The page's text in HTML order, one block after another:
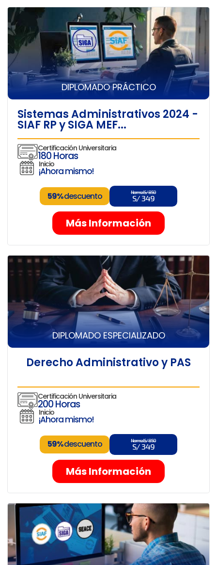
DIPLOMADO PRÁCTICO
Sistemas Administrativos 2024 -
SIAF RP y SIGA MEF...
Certificación Universitaria
180 Horas
Inicio
¡Ahora mismo!
59%descuento Normal S/ 850
S/ 349
Más Información
DIPLOMADO ESPECIALIZADO
Derecho Administrativo y PAS
Certificación Universitaria
200 Horas
Inicio
¡Ahora mismo!
59%descuento Normal S/ 850
S/ 349
Más Información